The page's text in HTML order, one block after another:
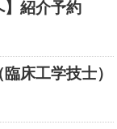
】紹介予約
床工学技士）